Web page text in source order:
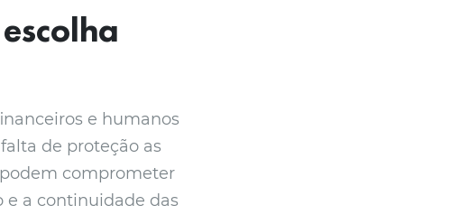
e humanos
de proteção as
comprometer
e a continuidade das